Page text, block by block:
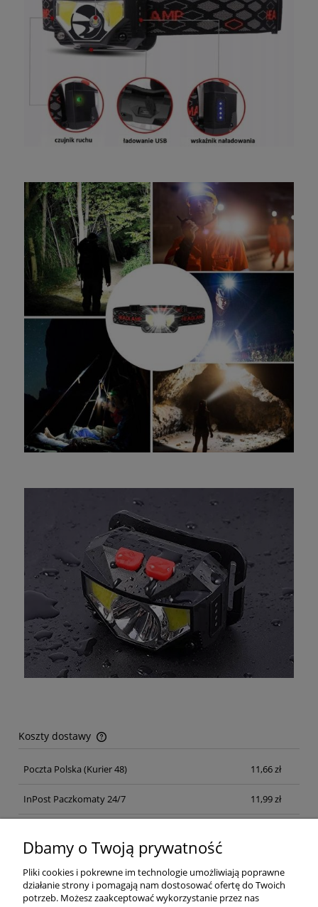
Koszty dostawy
Cena nie zawiera ewentualnych kosztów płatności
Poczta Polska (Kurier 48) 11,66 zł
InPost Paczkomaty 24/7 11,99 zł
Dbamy o Twoją prywatność
Pliki cookies i pokrewne im technologie umożliwiają poprawne
działanie strony i pomagają nam dostosować ofertę do Twoich
potrzeb. Możesz zaakceptować wykorzystanie przez nas